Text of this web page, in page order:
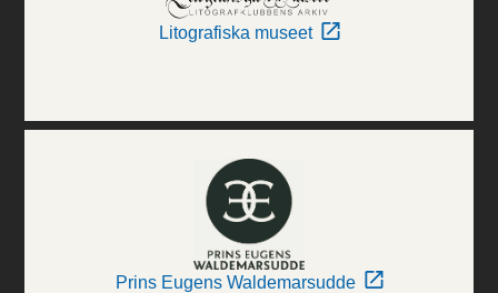
Litografiska museet
Prins Eugens Waldemarsudde